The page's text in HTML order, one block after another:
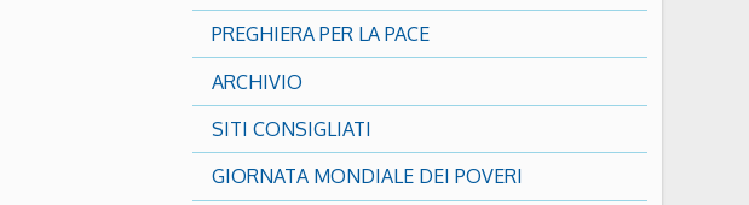
PREGHIERA PER LA PACE
ARCHIVIO
SITI CONSIGLIATI
GIORNATA MONDIALE DEI POVERI